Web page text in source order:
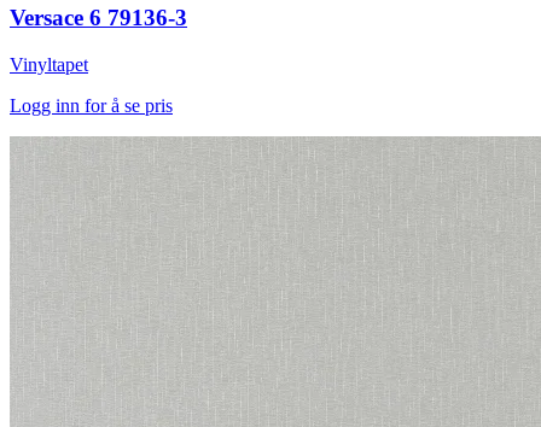
Versace 6 79136-3
Vinyltapet
Logg inn for å se pris